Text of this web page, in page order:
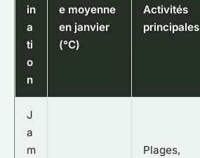
in
a
ti
o
n
e moyenne
en janvier
(°C)
Activités
principales
J
a
m
Plages,